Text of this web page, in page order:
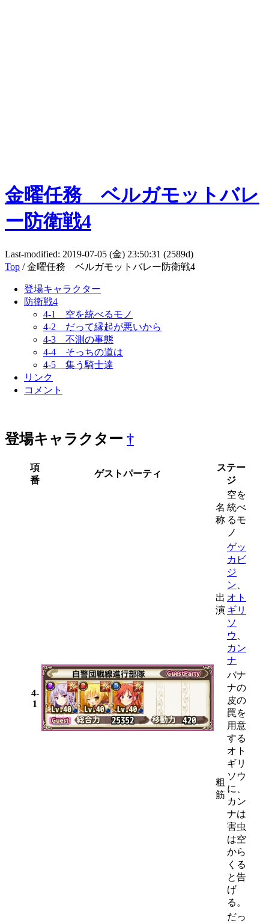
金曜任務 ベルガモットバレ
ー防衛戦4
Last-modified: 2019-07-05 (金) 23:50:31 (2589d)
Top / 金曜任務 ベルガモットバレー防衛戦4
登場キャラクター
防衛戦4
4-1 空を統べるモノ
4-2 だって縁起が悪いから
4-3 不測の事態
4-4 そっちの道は
4-5 集う騎士達
リンク
コメント
登場キャラクター †
項
番
ゲストパーティ
ステー
ジ
4-
1
名
称
空を
統べ
るモ
ノ
出
演
ゲッ
カビ
ジ
ン
オト
ギリ
ソ
ウ
カン
ナ
粗
筋
バナ
ナの
皮の
罠を
用意
する
オト
ギリ
ソウ
に、
カン
ナは
害虫
は空
から
くる
と告
げ
る。
だっ